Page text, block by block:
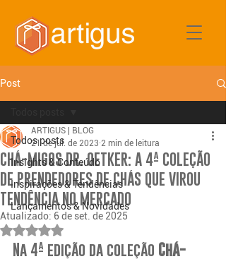
Post
Todos posts
Insights & Conteúdo
Inspirações & Tendências
Lançamentos & Novidades
CHÁ-MIGOS DR. OETKER: A 4ª COLEÇÃO
DE PRENDEDORES DE CHÁS QUE VIROU
TENDÊNCIA NO MERCADO
ARTIGUS | BLOG
21 de jul. de 2023 2 min de leitura
Atualizado: 6 de set. de 2025
Avaliado com NaN de 5 estrelas.
Na 4ª edição da coleção Chá-